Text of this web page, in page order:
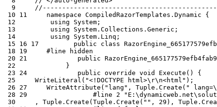
  9
10 11
12
13
14
15 16 17
18 19
20 21
22
23 24
25
26 27
28 29
30